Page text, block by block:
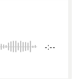
-:--